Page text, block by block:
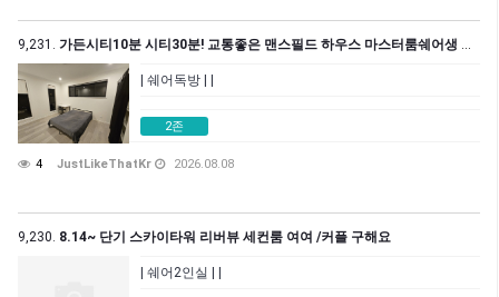
9,231. 가든시티10분 시티30분! 교통좋은 맨스필드 하우스 마스터룸쉐어생 구합니다!
| 쉐어독방 | |
2존
4 JustLikeThatKr 2026.08.08
9,230. 8.14~ 단기 스카이타워 리버뷰 세컨룸 여여 /커플 구해요
| 쉐어2인실 | |